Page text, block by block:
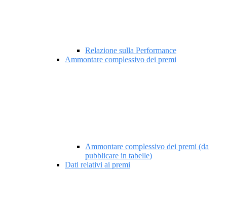
Relazione sulla Performance
Ammontare complessivo dei premi
Ammontare complessivo dei premi (da
pubblicare in tabelle)
Dati relativi ai premi